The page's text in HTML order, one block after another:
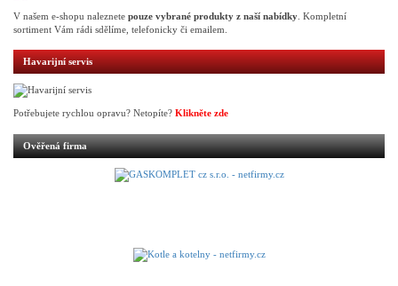
V našem e-shopu naleznete pouze vybrané produkty z naší nabídky . Kompletní
sortiment Vám rádi sdělíme, telefonicky či emailem.
Havarijní servis
Potřebujete rychlou opravu? Netopíte? Klikněte zde
Ověřená firma